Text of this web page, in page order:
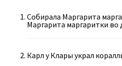
Собирала Маргарита
Маргарита маргаритки во
Карл у Клары украл